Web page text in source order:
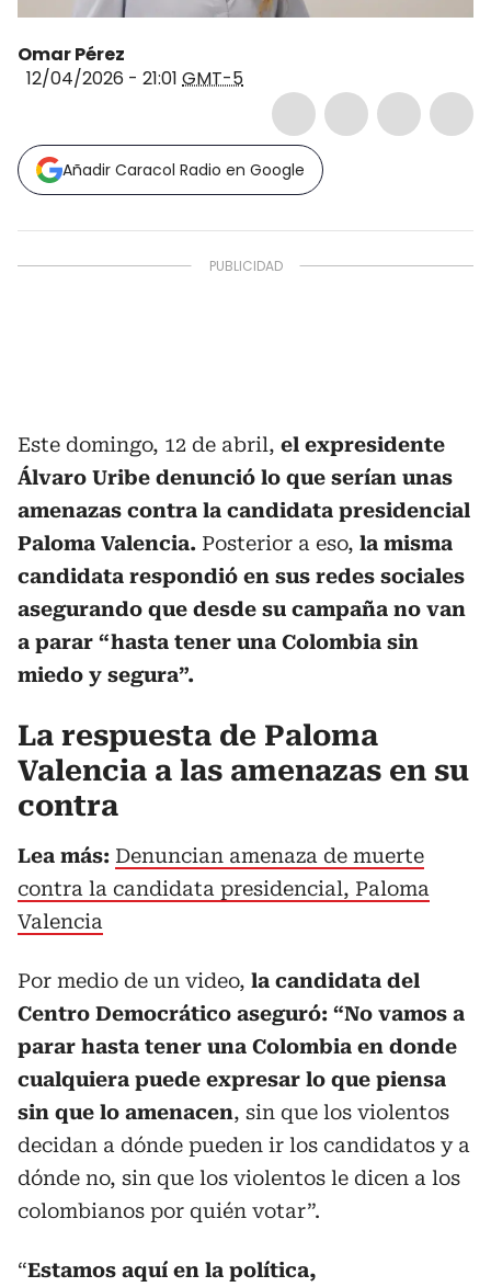
Omar Pérez
12/04/2026 - 21:01 GMT-5
Añadir Caracol Radio en Google
Este domingo, 12 de abril, el expresidente
Álvaro Uribe denunció lo que serían unas
amenazas contra la candidata presidencial
Paloma Valencia. Posterior a eso, la misma
candidata respondió en sus redes sociales
asegurando que desde su campaña no van
a parar “hasta tener una Colombia sin
miedo y segura”.
La respuesta de Paloma
Valencia a las amenazas en su
contra
Lea más: Denuncian amenaza de muerte
contra la candidata presidencial, Paloma
Valencia
Por medio de un video, la candidata del
Centro Democrático aseguró: “No vamos a
parar hasta tener una Colombia en donde
cualquiera puede expresar lo que piensa
sin que lo amenacen, sin que los violentos
decidan a dónde pueden ir los candidatos y a
dónde no, sin que los violentos le dicen a los
colombianos por quién votar”.
“Estamos aquí en la política,